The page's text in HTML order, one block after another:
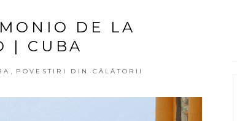
DE LA
| CUBA
POVESTIRI DIN CĂLĂTORII